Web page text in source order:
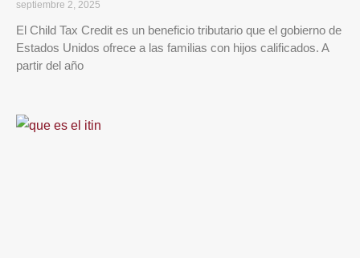
septiembre 2, 2025
El Child Tax Credit es un beneficio tributario que el gobierno de
Estados Unidos ofrece a las familias con hijos calificados. A
partir del año